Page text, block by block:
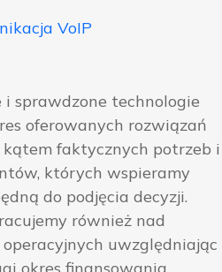
VoIP
sprawdzone technologie
oferowanych rozwiązań
faktycznych potrzeb i
których wspieramy
do podjęcia decyzji.
również nad
uwzględniając